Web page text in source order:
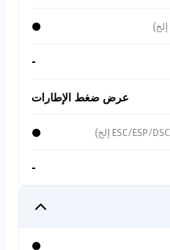
●
-
عرض ضغط الإطارات
●
-
●